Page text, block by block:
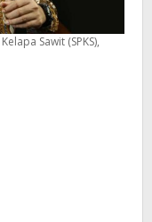
Sawit (SPKS),